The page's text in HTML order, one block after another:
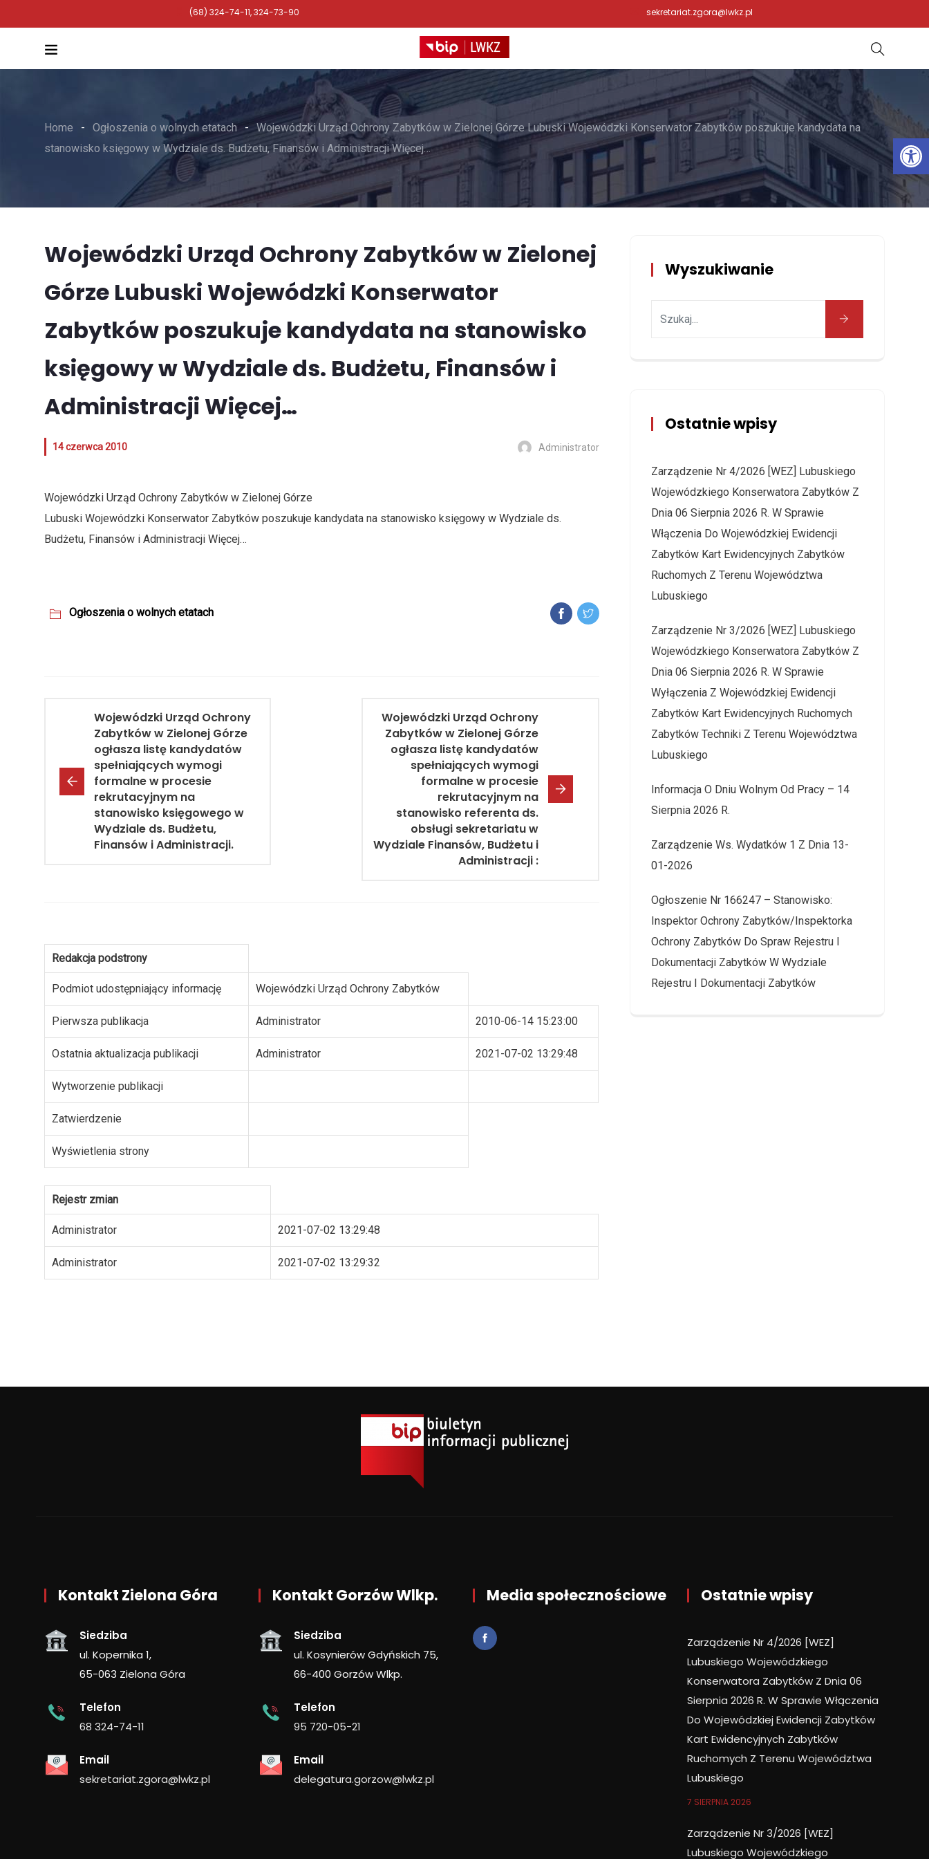
(68) 324-74-11, 324-73-90 sekretariat.zgora@lwkz.pl
Home Ogłoszenia o wolnych etatach
Wojewódzki Urząd Ochrony Zabytków w Zielonej Górze Lubuski Wojewódzki Konserwator Zabytków poszukuje kandydata na
stanowisko księgowy w Wydziale ds. Budżetu, Finansów i Administracji Więcej…
Wojewódzki Urząd Ochrony Zabytków w Zielonej
Górze Lubuski Wojewódzki Konserwator
Zabytków poszukuje kandydata na stanowisko
księgowy w Wydziale ds. Budżetu, Finansów i
Administracji Więcej…
14 czerwca 2010 Administrator
Wojewódzki Urząd Ochrony Zabytków w Zielonej Górze
Lubuski Wojewódzki Konserwator Zabytków poszukuje kandydata na stanowisko księgowy w Wydziale ds.
Budżetu, Finansów i Administracji Więcej…
Ogłoszenia o wolnych etatach
Wojewódzki Urząd Ochrony
Zabytków w Zielonej Górze
ogłasza listę kandydatów
spełniających wymogi
formalne w procesie
rekrutacyjnym na
stanowisko księgowego w
Wydziale ds. Budżetu,
Finansów i Administracji.
Wojewódzki Urząd Ochrony
Zabytków w Zielonej Górze
ogłasza listę kandydatów
spełniających wymogi
formalne w procesie
rekrutacyjnym na
stanowisko referenta ds.
obsługi sekretariatu w
Wydziale Finansów, Budżetu i
Administracji :
Redakcja podstrony
Podmiot udostępniający informację Wojewódzki Urząd Ochrony Zabytków
Pierwsza publikacja Administrator 2010-06-14 15:23:00
Ostatnia aktualizacja publikacji Administrator 2021-07-02 13:29:48
Wytworzenie publikacji
Zatwierdzenie
Wyświetlenia strony
Rejestr zmian
Administrator 2021-07-02 13:29:48
Administrator 2021-07-02 13:29:32
Wyszukiwanie
Ostatnie wpisy
Zarządzenie Nr 4/2026 [WEZ] Lubuskiego
Wojewódzkiego Konserwatora Zabytków Z
Dnia 06 Sierpnia 2026 R. W Sprawie
Włączenia Do Wojewódzkiej Ewidencji
Zabytków Kart Ewidencyjnych Zabytków
Ruchomych Z Terenu Województwa
Lubuskiego
Zarządzenie Nr 3/2026 [WEZ] Lubuskiego
Wojewódzkiego Konserwatora Zabytków Z
Dnia 06 Sierpnia 2026 R. W Sprawie
Wyłączenia Z Wojewódzkiej Ewidencji
Zabytków Kart Ewidencyjnych Ruchomych
Zabytków Techniki Z Terenu Województwa
Lubuskiego
Informacja O Dniu Wolnym Od Pracy – 14
Sierpnia 2026 R.
Zarządzenie Ws. Wydatków 1 Z Dnia 13-
01-2026
Ogłoszenie Nr 166247 – Stanowisko:
Inspektor Ochrony Zabytków/Inspektorka
Ochrony Zabytków Do Spraw Rejestru I
Dokumentacji Zabytków W Wydziale
Rejestru I Dokumentacji Zabytków
Kontakt Zielona Góra
Siedziba
ul. Kopernika 1,
65-063 Zielona Góra
Telefon
68 324-74-11
Email
sekretariat.zgora@lwkz.pl
Kontakt Gorzów Wlkp.
Siedziba
ul. Kosynierów Gdyńskich 75,
66-400 Gorzów Wlkp.
Telefon
95 720-05-21
Email
delegatura.gorzow@lwkz.pl
Media społecznościowe Ostatnie wpisy
Zarządzenie Nr 4/2026 [WEZ]
Lubuskiego Wojewódzkiego
Konserwatora Zabytków Z Dnia 06
Sierpnia 2026 R. W Sprawie Włączenia
Do Wojewódzkiej Ewidencji Zabytków
Kart Ewidencyjnych Zabytków
Ruchomych Z Terenu Województwa
Lubuskiego
7 SIERPNIA 2026
Zarządzenie Nr 3/2026 [WEZ]
Lubuskiego Wojewódzkiego